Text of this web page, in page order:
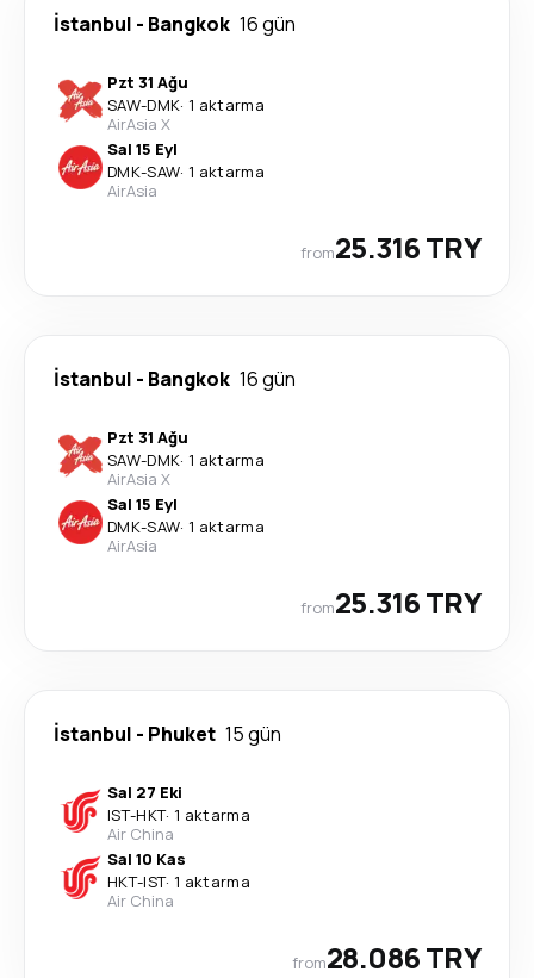
İstanbul - Bangkok 16 gün
Pzt 31 Ağu
SAW-DMK· 1 aktarma
AirAsia X
Sal 15 Eyl
DMK-SAW· 1 aktarma
AirAsia
from25.316 TRY
İstanbul - Bangkok 16 gün
Pzt 31 Ağu
SAW-DMK· 1 aktarma
AirAsia X
Sal 15 Eyl
DMK-SAW· 1 aktarma
AirAsia
from25.316 TRY
İstanbul - Phuket 15 gün
Sal 27 Eki
IST-HKT· 1 aktarma
Air China
Sal 10 Kas
HKT-IST· 1 aktarma
Air China
from28.086 TRY